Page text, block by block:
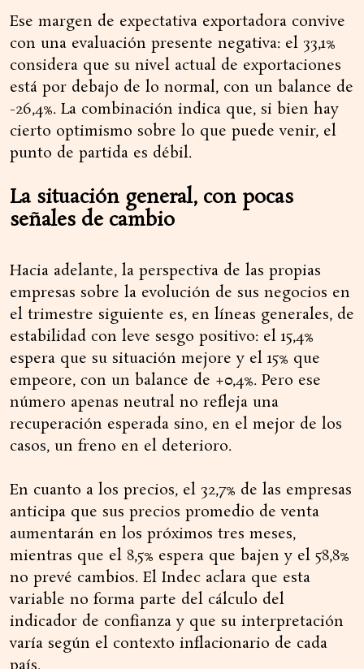
Ese margen de expectativa exportadora convive
con una evaluación presente negativa: el 33,1%
considera que su nivel actual de exportaciones
está por debajo de lo normal, con un balance de
-26,4%. La combinación indica que, si bien hay
cierto optimismo sobre lo que puede venir, el
punto de partida es débil.
La situación general, con pocas
señales de cambio
Hacia adelante, la perspectiva de las propias
empresas sobre la evolución de sus negocios en
el trimestre siguiente es, en líneas generales, de
estabilidad con leve sesgo positivo: el 15,4%
espera que su situación mejore y el 15% que
empeore, con un balance de +0,4%. Pero ese
número apenas neutral no refleja una
recuperación esperada sino, en el mejor de los
casos, un freno en el deterioro.
En cuanto a los precios, el 32,7% de las empresas
anticipa que sus precios promedio de venta
aumentarán en los próximos tres meses,
mientras que el 8,5% espera que bajen y el 58,8%
no prevé cambios. El Indec aclara que esta
variable no forma parte del cálculo del
indicador de confianza y que su interpretación
varía según el contexto inflacionario de cada